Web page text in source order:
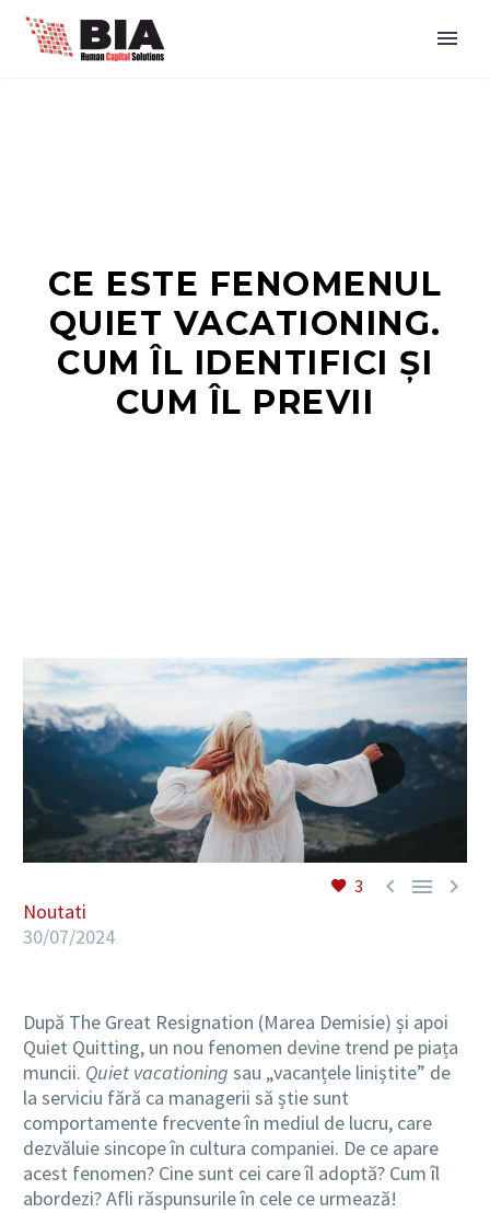
CE ESTE FENOMENUL
QUIET VACATIONING.
CUM ÎL IDENTIFICI ȘI
CUM ÎL PREVII
3   
Noutati
30/07/2024
După The Great Resignation (Marea Demisie) și apoi
Quiet Quitting, un nou fenomen devine trend pe piața
muncii. Quiet vacationing sau „vacanțele liniștite” de
la serviciu fără ca managerii să știe sunt
comportamente frecvente în mediul de lucru, care
dezvăluie sincope în cultura companiei. De ce apare
acest fenomen? Cine sunt cei care îl adoptă? Cum îl
abordezi? Afli răspunsurile în cele ce urmează!